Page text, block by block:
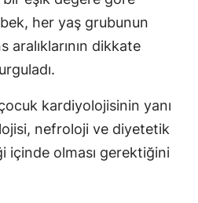
her yaş grubunun
dikkate
kardiyolojisinin yanı
nefroloji ve diyetetik
içinde olması gerektiğini